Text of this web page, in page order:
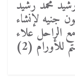
محمد رشيد
ب 66 مليون جنيه لإنشاء
الراحل علاء
(2)